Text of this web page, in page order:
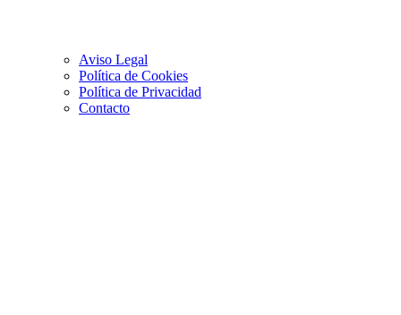
Aviso Legal
Política de Cookies
Política de Privacidad
Contacto